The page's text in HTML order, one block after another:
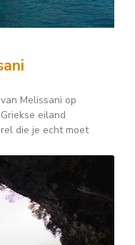
Melissani op
eiland
die je echt moet